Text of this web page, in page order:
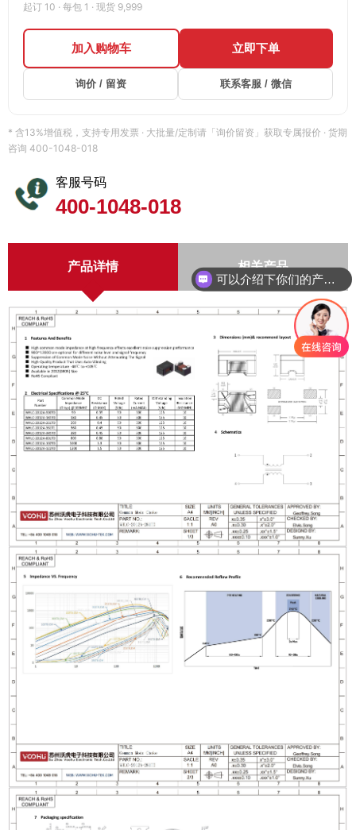
起订 10 · 每包 1 · 现货 9,999
加入购物车 立即下单
询价 / 留资 联系客服 / 微信
* 含13%增值税，支持专用发票 · 大批量/定制请「询价留资」获取专属报价 · 货期
咨询 400-1048-018
客服号码
400-1048-018
产品详情 相关产品
可以介绍下你们的产品么